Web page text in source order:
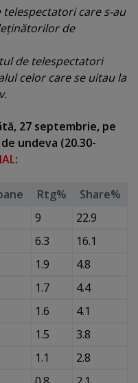
care s-au
de
de telespectatori
celor care se uitau la
27 septembrie, pe
undeva (20.30-
:
Rtg%
Share%
9
22.9
6.3
16.1
1.9
4.8
1.7
4.4
1.6
4.1
1.5
3.8
1.1
2.8